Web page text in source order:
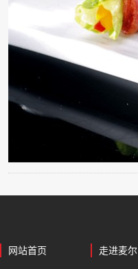
网站首页 走进麦尔